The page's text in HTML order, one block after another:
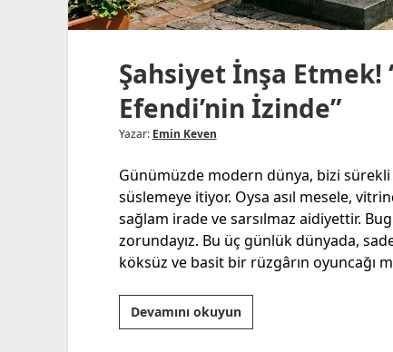
Şahsiyet İnşa
Efendi’nin İzinde”
Yazar: Emin Keven
Günümüzde modern dünya, bizi
süslemeye itiyor. Oysa asıl mesele,
sağlam irade ve sarsılmaz aidiyettir.
zorundayız. Bu üç günlük dünyada,
köksüz ve basit bir rüzgârın oyuncağı
Devamını okuyunŞahsiyet
İnşa